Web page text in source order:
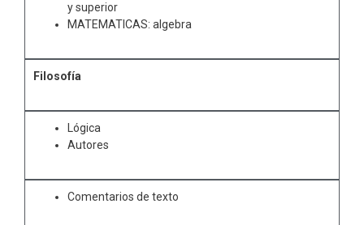
y superior
MATEMATICAS: algebra
Filosofía
Lógica
Autores
Comentarios de texto